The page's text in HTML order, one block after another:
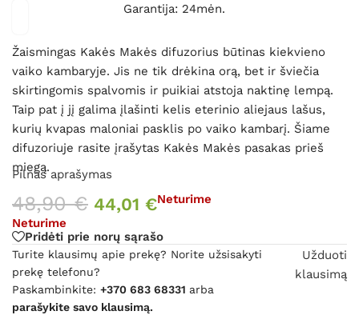
Garantija: 24mėn.
Žaismingas Kakės Makės difuzorius būtinas kiekvieno
vaiko kambaryje. Jis ne tik drėkina orą, bet ir šviečia
skirtingomis spalvomis ir puikiai atstoja naktinę lempą.
Taip pat į jį galima įlašinti kelis eterinio aliejaus lašus,
kurių kvapas maloniai pasklis po vaiko kambarį. Šiame
difuzoriuje rasite įrašytas Kakės Makės pasakas prieš
miegą.
Pilnas aprašymas
48,90€ 44,01 €Neturime
Neturime
Pridėti prie norų sąrašo
Turite klausimų apie prekę? Norite užsisakyti
prekę telefonu?
Paskambinkite: +370 683 68331 arba
parašykite savo klausimą.
Užduoti
klausimą